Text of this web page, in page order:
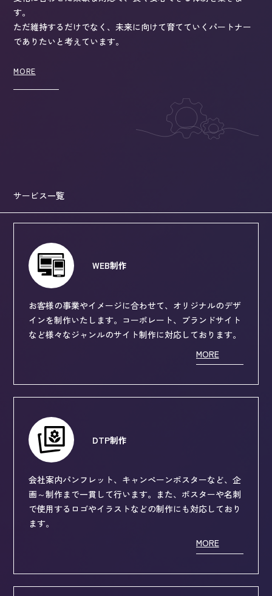
す。
ただ維持するだけでなく、未来に向けて育てていくパートナー
でありたいと考えています。
MORE
サービス一覧
WEB制作
お客様の事業やイメージに合わせて、オリジナルのデザ
インを制作いたします。コーポレート、ブランドサイト
など様々なジャンルのサイト制作に対応しております。
MORE
DTP制作
会社案内パンフレット、キャンペーンポスターなど、企
画～制作まで一貫して行います。また、ポスターや名刺
で使用するロゴやイラストなどの制作にも対応しており
ます。
MORE